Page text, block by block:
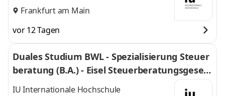
Frankfurt am Main
vor 12 Tagen
Duales Studium BWL - Spezialisierung Steuer
beratung (B.A.) - Eisel Steuerberatungsgesell
schaft mbH & Co. KG
IU Internationale Hochschule